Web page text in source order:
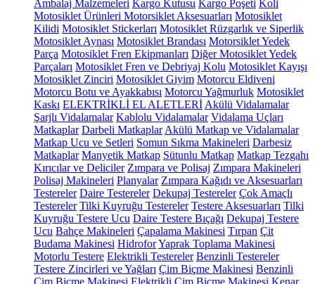
Ambalaj Malzemeleri Kargo Kutusu Kargo Poşeti Koli
Motosiklet Ürünleri Motorsiklet Aksesuarları Motosiklet
Kilidi Motosiklet Stickerları Motosiklet Rüzgarlık ve Siperlik
Motosiklet Aynası Motosiklet Brandası Motorsiklet Yedek
Parça Motosiklet Fren Ekipmanları Diğer Motosiklet Yedek
Parçaları Motosiklet Fren ve Debriyaj Kolu Motosiklet Kayışı
Motosiklet Zinciri Motosiklet Giyim Motorcu Eldiveni
Motorcu Botu ve Ayakkabısı Motorcu Yağmurluk Motosiklet
Kaskı ELEKTRİKLİ EL ALETLERİ Akülü Vidalamalar
Şarjlı Vidalamalar Kablolu Vidalamalar Vidalama Uçları
Matkaplar Darbeli Matkaplar Akülü Matkap ve Vidalamalar
Matkap Ucu ve Setleri Somun Sıkma Makineleri Darbesiz
Matkaplar Manyetik Matkap Sütunlu Matkap Matkap Tezgahı
Kırıcılar ve Deliciler Zımpara ve Polisaj Zımpara Makineleri
Polisaj Makineleri Planyalar Zımpara Kağıdı ve Aksesuarları
Testereler Daire Testereler Dekupaj Testereler Çok Amaçlı
Testereler Tilki Kuyruğu Testereler Testere Aksesuarları Tilki
Kuyruğu Testere Ucu Daire Testere Bıçağı Dekupaj Testere
Ucu Bahçe Makineleri Çapalama Makinesi Tırpan Çit
Budama Makinesi HidroforYaprak Toplama Makinesi
Motorlu Testere Elektrikli Testereler Benzinli Testereler
Testere Zincirleri ve Yağları Çim Biçme Makinesi Benzinli
Çim Biçme Makinesi Elektrikli Çim Biçme Makinesi Kenar